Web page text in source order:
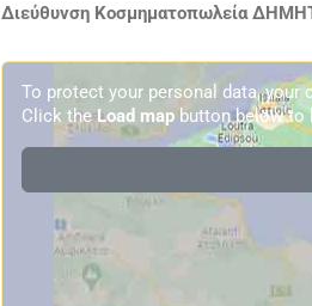
Διεύθυνση Κοσμηματοπωλεία
To protect your personal data, your
Click the Load mapbutton below to